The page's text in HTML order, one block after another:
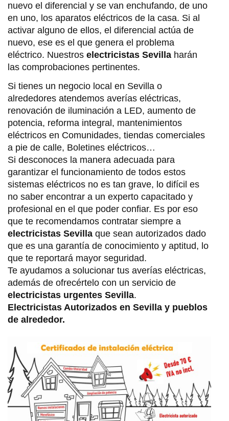
nuevo el diferencial y se van enchufando, de uno
en uno, los aparatos eléctricos de la casa. Si al
activar alguno de ellos, el diferencial actúa de
nuevo, ese es el que genera el problema
eléctrico. Nuestros electricistas Sevilla harán
las comprobaciones pertinentes.
Si tienes un negocio local en Sevilla o
alrededores atendemos averías eléctricas,
renovación de iluminación a LED, aumento de
potencia, reforma integral, mantenimientos
eléctricos en Comunidades, tiendas comerciales
a pie de calle, Boletines eléctricos…
Si desconoces la manera adecuada para
garantizar el funcionamiento de todos estos
sistemas eléctricos no es tan grave, lo difícil es
no saber encontrar a un experto capacitado y
profesional en el que poder confiar. Es por eso
que te recomendamos contratar siempre a
electricistas Sevilla que sean autorizados dado
que es una garantía de conocimiento y aptitud, lo
que te reportará mayor seguridad.
Te ayudamos a solucionar tus averías eléctricas,
además de ofrecértelo con un servicio de
electricistas urgentes Sevilla.
Electricistas Autorizados en Sevilla y pueblos
de alrededor.